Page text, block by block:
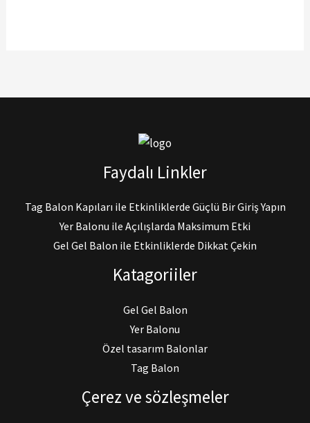
Faydalı Linkler
Tag Balon Kapıları ile Etkinliklerde Güçlü Bir Giriş Yapın
Yer Balonu ile Açılışlarda Maksimum Etki
Gel Gel Balon ile Etkinliklerde Dikkat Çekin
Katagoriiler
Gel Gel Balon
Yer Balonu
Özel tasarım Balonlar
Tag Balon
Çerez ve sözleşmeler